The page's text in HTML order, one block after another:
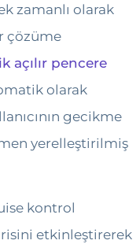
zamanlı olarak
çözüme
açılır pencere
olarak
gecikme
yerelleştirilmiş
kontrol
etkinleştirerek